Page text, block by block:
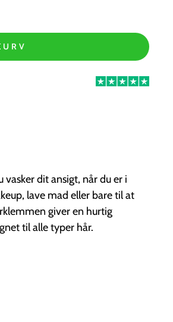
dit ansigt, når du er i
lave mad eller bare til at
giver en hurtig
til alle typer hår.